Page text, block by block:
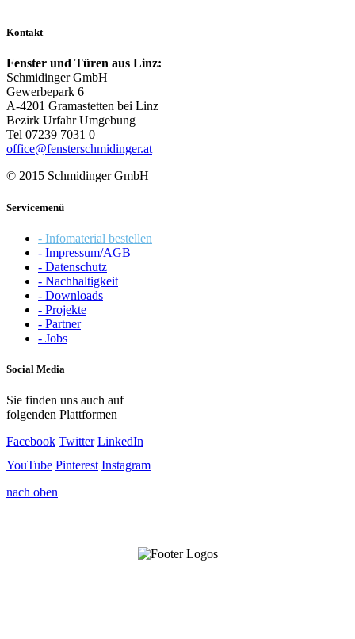
Kontakt
Fenster und Türen aus Linz:
Schmidinger GmbH
Gewerbepark 6
A-4201 Gramastetten bei Linz
Bezirk Urfahr Umgebung
Tel 07239 7031 0
office@fensterschmidinger.at
© 2015 Schmidinger GmbH
Servicemenü
- Infomaterial bestellen
- Impressum/AGB
- Datenschutz
- Nachhaltigkeit
- Downloads
- Projekte
- Partner
- Jobs
Social Media
Sie finden uns auch auf
folgenden Plattformen
Facebook Twitter LinkedIn
YouTube Pinterest Instagram
nach oben